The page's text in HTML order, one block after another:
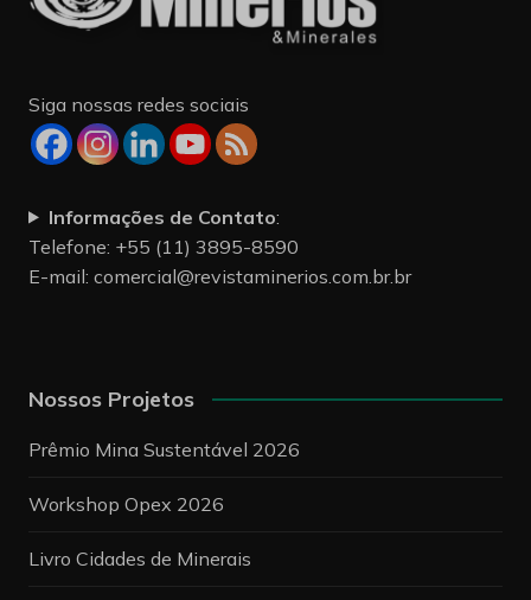
Siga nossas redes sociais
Informações de Contato:
Telefone: +55 (11) 3895-8590
E-mail: comercial@revistaminerios.com.br.br
Nossos Projetos
Prêmio Mina Sustentável 2026
Workshop Opex 2026
Livro Cidades de Minerais